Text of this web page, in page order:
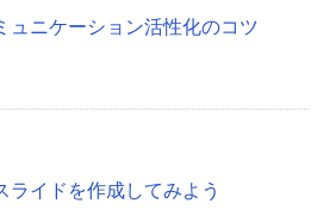
ュニケーション活性化のコツ
ライドを作成してみよう